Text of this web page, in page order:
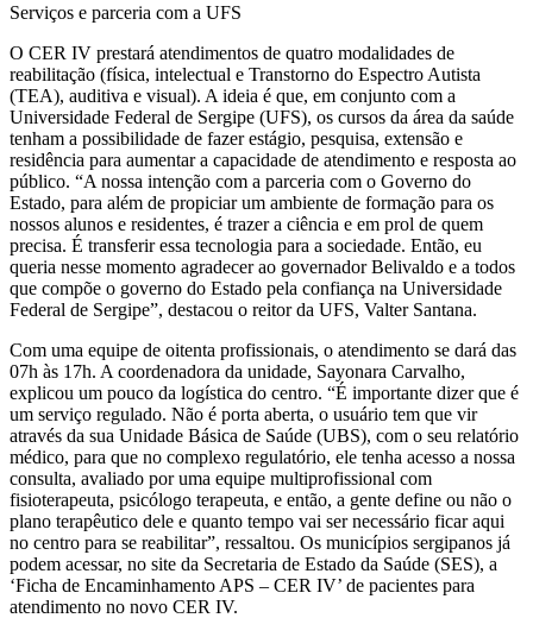
Serviços e parceria com a UFS
O CER IV prestará atendimentos de quatro modalidades de
reabilitação (física, intelectual e Transtorno do Espectro Autista
(TEA), auditiva e visual). A ideia é que, em conjunto com a
Universidade Federal de Sergipe (UFS), os cursos da área da saúde
tenham a possibilidade de fazer estágio, pesquisa, extensão e
residência para aumentar a capacidade de atendimento e resposta ao
público. “A nossa intenção com a parceria com o Governo do
Estado, para além de propiciar um ambiente de formação para os
nossos alunos e residentes, é trazer a ciência e em prol de quem
precisa. É transferir essa tecnologia para a sociedade. Então, eu
queria nesse momento agradecer ao governador Belivaldo e a todos
que compõe o governo do Estado pela confiança na Universidade
Federal de Sergipe”, destacou o reitor da UFS, Valter Santana.
Com uma equipe de oitenta profissionais, o atendimento se dará das
07h às 17h. A coordenadora da unidade, Sayonara Carvalho,
explicou um pouco da logística do centro. “É importante dizer que é
um serviço regulado. Não é porta aberta, o usuário tem que vir
através da sua Unidade Básica de Saúde (UBS), com o seu relatório
médico, para que no complexo regulatório, ele tenha acesso a nossa
consulta, avaliado por uma equipe multiprofissional com
fisioterapeuta, psicólogo terapeuta, e então, a gente define ou não o
plano terapêutico dele e quanto tempo vai ser necessário ficar aqui
no centro para se reabilitar”, ressaltou. Os municípios sergipanos já
podem acessar, no site da Secretaria de Estado da Saúde (SES), a
‘Ficha de Encaminhamento APS – CER IV’ de pacientes para
atendimento no novo CER IV.